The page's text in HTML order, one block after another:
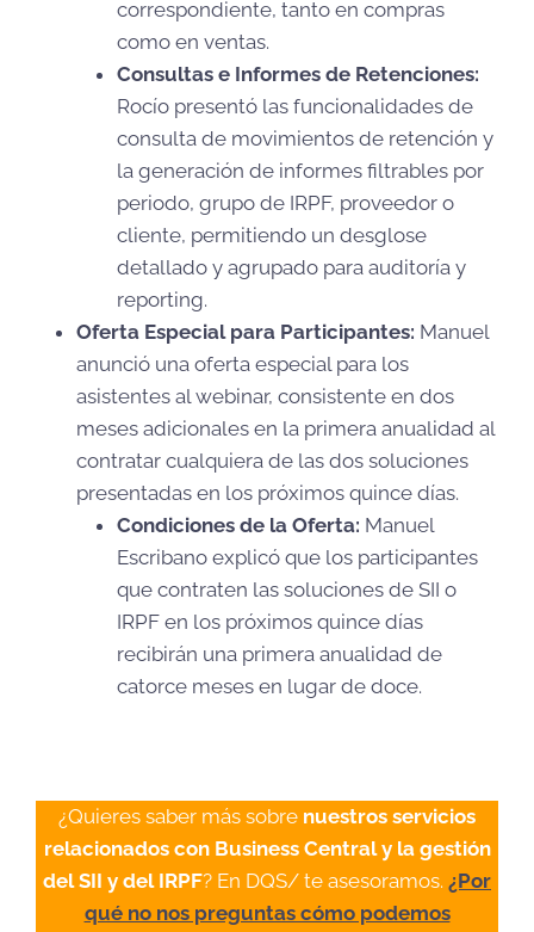
correspondiente, tanto en compras
como en ventas.
Consultas e Informes de Retenciones:
Rocío presentó las funcionalidades de
consulta de movimientos de retención y
la generación de informes filtrables por
periodo, grupo de IRPF, proveedor o
cliente, permitiendo un desglose
detallado y agrupado para auditoría y
reporting.
Oferta Especial para Participantes: Manuel
anunció una oferta especial para los
asistentes al webinar, consistente en dos
meses adicionales en la primera anualidad al
contratar cualquiera de las dos soluciones
presentadas en los próximos quince días.
Condiciones de la Oferta: Manuel
Escribano explicó que los participantes
que contraten las soluciones de SII o
IRPF en los próximos quince días
recibirán una primera anualidad de
catorce meses en lugar de doce.
¿Quieres saber más sobre nuestros servicios
relacionados con Business Central y la gestión
del SII y del IRPF? En DQS/ te asesoramos. ¿Por
qué no nos preguntas cómo podemos